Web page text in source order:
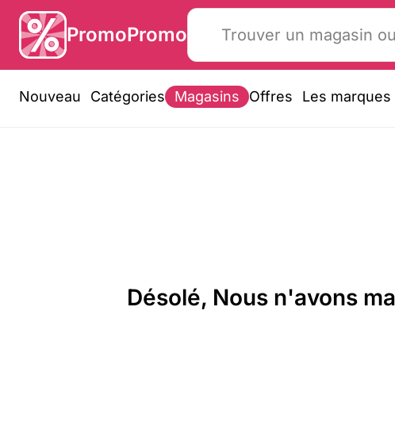
PromoPromo
Nouveau Catégories Magasins Offres Les marques
Désolé, Nous n'avons